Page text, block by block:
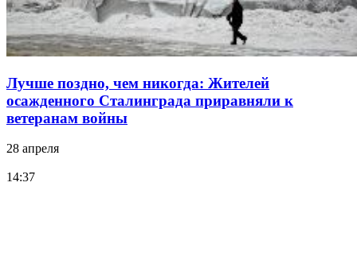
Лучше поздно, чем никогда: Жителей
осажденного Сталинграда приравняли к
ветеранам войны
28 апреля
14:37